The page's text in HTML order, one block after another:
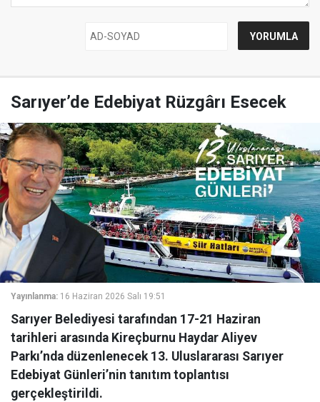
Sarıyer’de Edebiyat Rüzgârı Esecek
Yayınlanma: 16 Haziran 2026 Salı 19:51
Sarıyer Belediyesi tarafından 17-21 Haziran
tarihleri arasında Kireçburnu Haydar Aliyev
Parkı’nda düzenlenecek 13. Uluslararası Sarıyer
Edebiyat Günleri’nin tanıtım toplantısı
gerçekleştirildi.